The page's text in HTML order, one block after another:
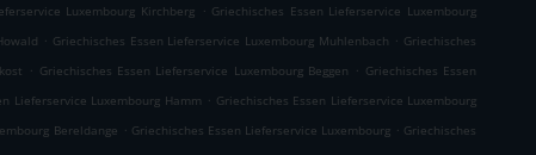
Luxembourg Kirchberg . Griechisches Essen Lieferservice Luxembourg
. Griechisches Essen Lieferservice Luxembourg Muhlenbach . Griechisches
. Griechisches Essen Lieferservice Luxembourg Beggen . Griechisches Essen
Lieferservice Luxembourg Hamm . Griechisches Essen Lieferservice Luxembourg
Bereldange . Griechisches Essen Lieferservice Luxembourg . Griechisches